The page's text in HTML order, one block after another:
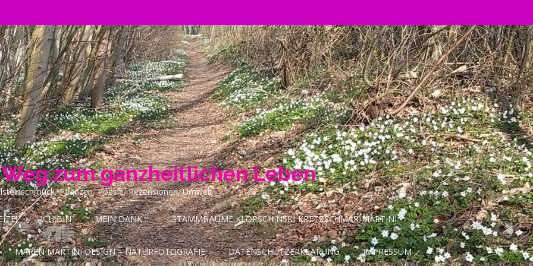
zum ganzheitlichen Leben
Pflanzen, Poesie, Rezensionen, Umwelt
ICH BIN MEIN DANK… STAMMBÄUME KLOPSCHINSKI-KRETZSCHMAR-MARTINI
MAREN MARTINI DESIGN – NATURFOTOGRAFIE DATENSCHUTZERKLÄRUNG IMPRESSUM